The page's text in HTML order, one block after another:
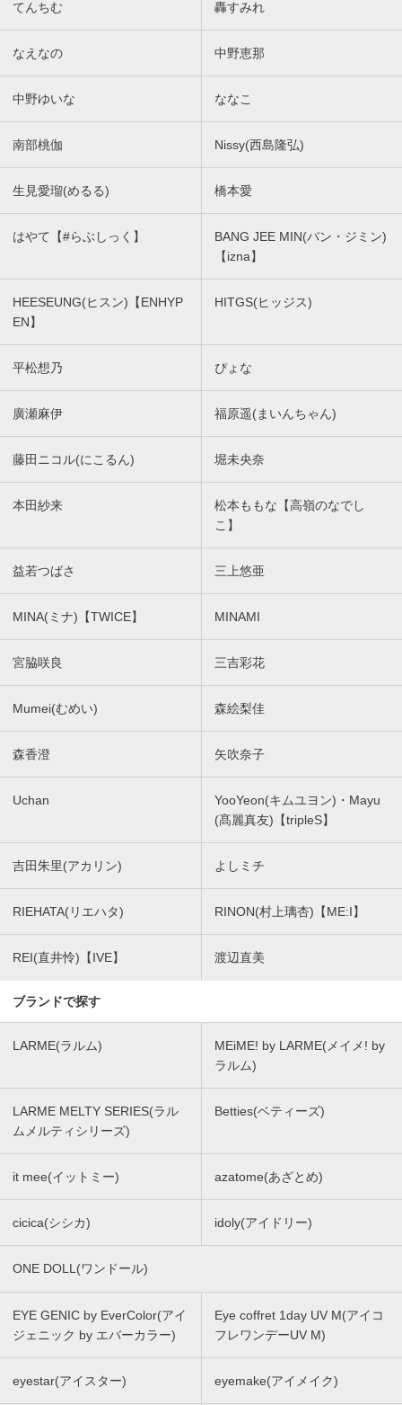
てんちむ 轟すみれ
なえなの 中野恵那
中野ゆいな ななこ
南部桃伽 Nissy(西島隆弘)
生見愛瑠(めるる) 橋本愛
はやて【#らぶしっく】
BANG JEE MIN(バン・ジミン)
【izna】
HEESEUNG(ヒスン)【ENHYP
EN】
HITGS(ヒッジス)
平松想乃 ぴょな
廣瀬麻伊 福原遥(まいんちゃん)
藤田ニコル(にこるん) 堀未央奈
本田紗来
松本ももな【高嶺のなでし
こ】
益若つばさ 三上悠亜
MINA(ミナ)【TWICE】 MINAMI
宮脇咲良 三吉彩花
Mumei(むめい) 森絵梨佳
森香澄 矢吹奈子
Uchan
YooYeon(キムユヨン)・Mayu
(髙麗真友)【tripleS】
吉田朱里(アカリン) よしミチ
RIEHATA(リエハタ) RINON(村上璃杏)【ME:I】
REI(直井怜)【IVE】 渡辺直美
ブランドで探す
LARME(ラルム)
MEiME! by LARME(メイメ! by
ラルム)
LARME MELTY SERIES(ラル
ムメルティシリーズ)
Betties(ベティーズ)
it mee(イットミー) azatome(あざとめ)
cicica(シシカ) idoly(アイドリー)
ONE DOLL(ワンドール)
EYE GENIC by EverColor(アイ
ジェニック by エバーカラー)
Eye coffret 1day UV M(アイコ
フレワンデーUV M)
eyestar(アイスター) eyemake(アイメイク)